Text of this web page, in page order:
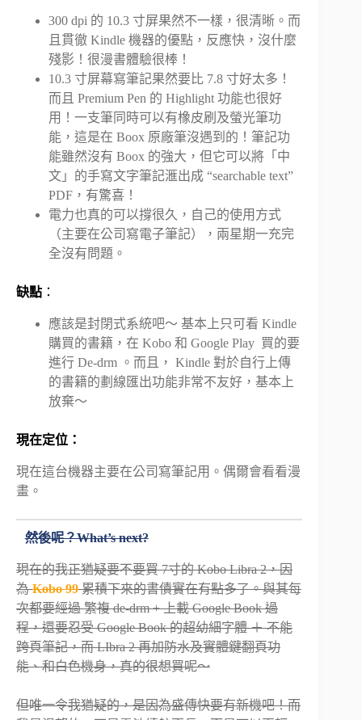
300 dpi 的 10.3 寸屏果然不一樣，很清晰。而
且貫徹 Kindle 機器的優點，反應快，沒什麼
殘影！很漫書體驗很棒！
10.3 寸屏幕寫筆記果然要比 7.8 寸好太多！
而且 Premium Pen 的 Highlight 功能也很好
用！一支筆同時可以有橡皮刷及螢光筆功
能，這是在 Boox 原廠筆沒遇到的！筆記功
能雖然沒有 Boox 的強大，但它可以將「中
文」的手寫文字筆記滙出成 “searchable text”
PDF，有驚喜！
電力也真的可以撐很久，自己的使用方式
（主要在公司寫電子筆記），兩星期一充完
全沒有問題。
缺點 ：
應該是封閉式系統吧～ 基本上只可看 Kindle
購買的書籍，在 Kobo 和 Google Play 買的要
進行 De-drm 。而且， Kindle 對於自行上傳
的書籍的劃線匯出功能非常不友好，基本上
放棄～
現在定位：
現在這台機器主要在公司寫筆記用。偶爾會看看漫
畫。
然後呢？What’s next?
現在的我正猶疑要不要買 7寸的 Kobo Libra 2，因
為Kobo 99 累積下來的書債實在有點多了。與其每
次都要經過 繁複 de-drm + 上載 Google Book 過
程，還要忍受 Google Book 的超幼細字體 ＋ 不能
跨頁筆記，而 LIbra 2 再加防水及實體鍵翻頁功
能、和白色機身，真的很想買呢～
但唯一令我猶疑的，是因為盛傳快要有新機吧！而